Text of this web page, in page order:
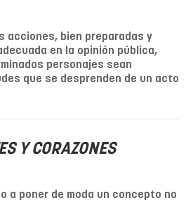
acciones, bien preparadas y
en la opinión pública,
personajes sean
que se desprenden de un acto
Y CORAZONES
a poner de moda un concepto no